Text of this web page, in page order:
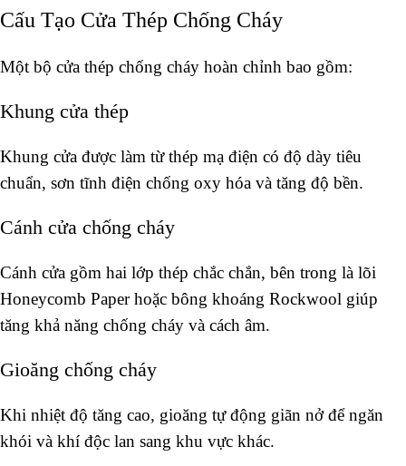
Cấu Tạo Cửa Thép Chống Cháy
Một bộ cửa thép chống cháy hoàn chỉnh bao gồm:
Khung cửa thép
Khung cửa được làm từ thép mạ điện có độ dày tiêu
chuẩn, sơn tĩnh điện chống oxy hóa và tăng độ bền.
Cánh cửa chống cháy
Cánh cửa gồm hai lớp thép chắc chắn, bên trong là lõi
Honeycomb Paper hoặc bông khoáng Rockwool giúp
tăng khả năng chống cháy và cách âm.
Gioăng chống cháy
Khi nhiệt độ tăng cao, gioăng tự động giãn nở để ngăn
khói và khí độc lan sang khu vực khác.